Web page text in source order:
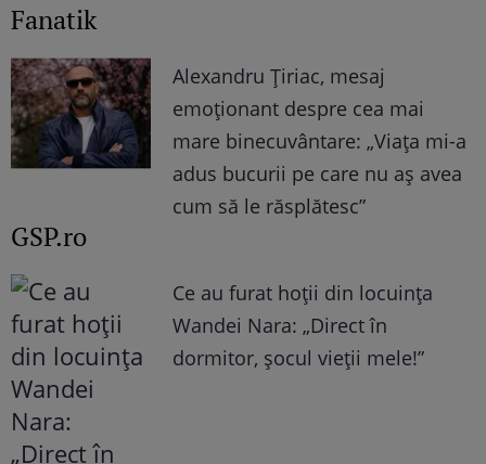
Fanatik
Alexandru Țiriac, mesaj
emoționant despre cea mai
mare binecuvântare: „Viața mi-a
adus bucurii pe care nu aș avea
cum să le răsplătesc”
GSP.ro
Ce au furat hoții din locuința
Wandei Nara: „Direct în
dormitor, șocul vieții mele!”